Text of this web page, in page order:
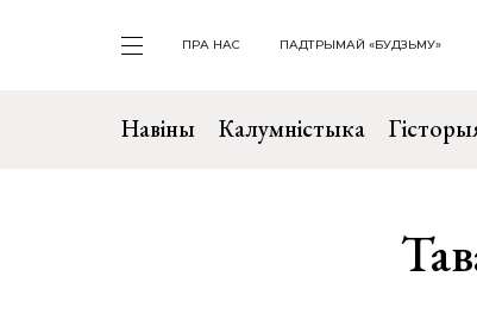
ПРА НАС ПАДТРЫМАЙ «БУДЗЬМУ»
Навіны Калумністыка